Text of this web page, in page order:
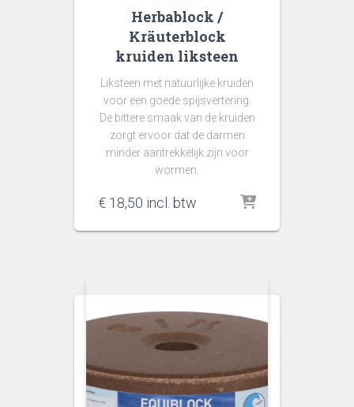
Herbablock /
Kräuterblock
kruiden liksteen
Liksteen met natuurlijke kruiden
voor een goede spijsvertering.
De bittere smaak van de kruiden
zorgt ervoor dat de darmen
minder aantrekkelijk zijn voor
wormen.
€ 18,50 incl. btw